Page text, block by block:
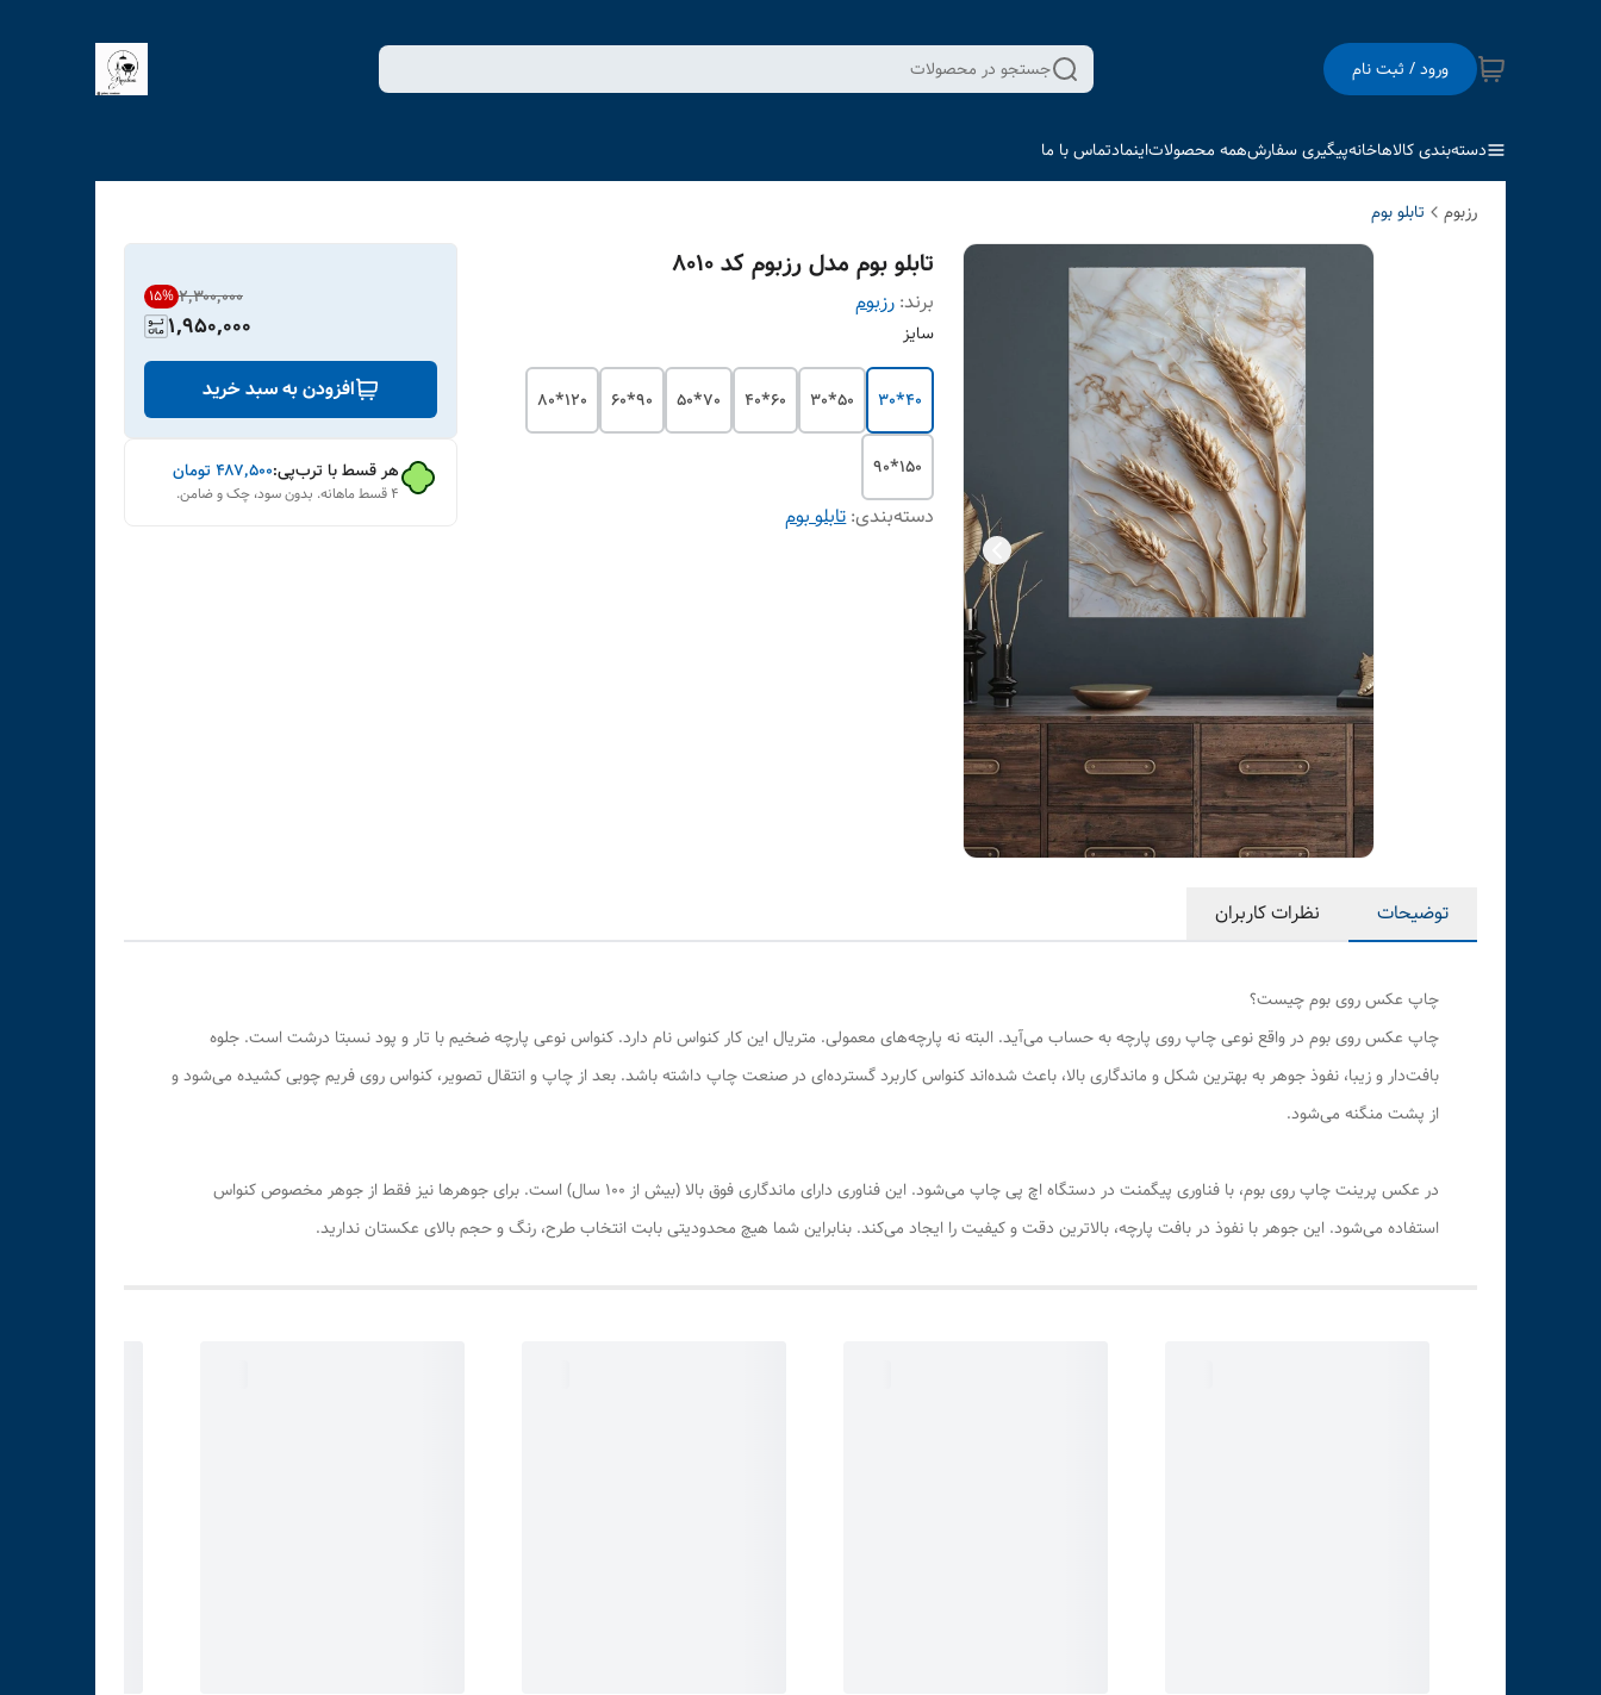
ورود / ثبت نام جستجو در محصولات
دسته‌بندی کالاهاخانهپیگیری سفارشهمه محصولاتاینمادتماس با ما
رزبوم تابلو بوم
تابلو بوم مدل رزبوم کد 8010
برند: رزبوم
سایز
40*30
50*30
60*40
70*50
90*60
120*80
150*90
دسته‌بندی:تابلو بوم
۲٬۳۰۰٬۰۰۰ 15%
1,950,000
افزودن به سبد خرید
هر قسط با ترب‌پی:۴۸۷٬۵۰۰ تومان
۴ قسط ماهانه. بدون سود، چک و ضامن.
توضیحات نظرات کاربران
چاپ عکس روی بوم چیست؟
چاپ عکس روی بوم در واقع نوعی چاپ روی پارچه به حساب می‌آید. البته نه پارچه‌های معمولی. متریال این کار کنواس نام دارد. کنواس نوعی پارچه ضخیم با تار و پود نسبتا درشت است. جلوه
بافت‌دار و زیبا، نفوذ جوهر به بهترین شکل و ماندگاری بالا، باعث شده‌اند کنواس کاربرد گسترده‌ای در صنعت چاپ داشته باشد. بعد از چاپ و انتقال تصویر، کنواس روی فریم چوبی کشیده می‌شود و
از پشت منگنه می‌شود.
در عکس پرینت چاپ روی بوم، با فناوری پیگمنت در دستگاه اچ پی چاپ می‌شود. این فناوری دارای ماندگاری فوق بالا (بیش از ۱۰۰ سال) است. برای جوهرها نیز فقط از جوهر مخصوص کنواس
استفاده می‌شود. این جوهر با نفوذ در بافت پارچه، بالاترین دقت و کیفیت را ایجاد می‌کند. بنابراین شما هیچ محدودیتی بابت انتخاب طرح، رنگ و حجم بالای عکستان ندارید.